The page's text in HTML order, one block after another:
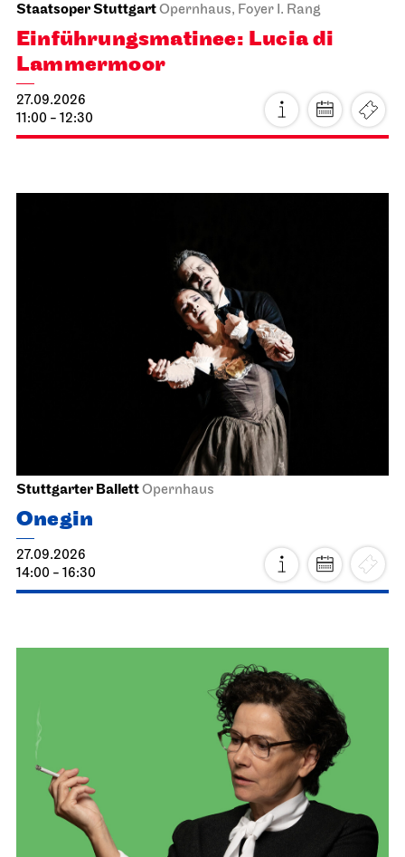
Staatsoper StuttgartOpernhaus, Foyer I. Rang
Einführungs­matinee: Lucia di
Lammermoor
27.09.2026
11:00 - 12:30
Stuttgarter BallettOpernhaus
Onegin
27.09.2026
14:00 - 16:30